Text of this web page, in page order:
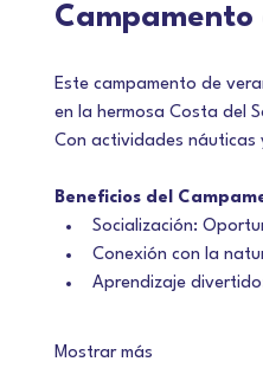
Este campamento de
en la hermosa Costa del
Con actividades náuticas
Beneficios del
Socialización:
Conexión con la
Aprendizaje
Mostrar más